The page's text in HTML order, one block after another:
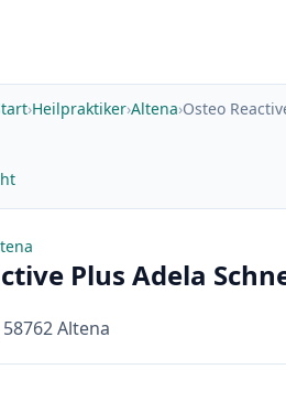
›Heilpraktiker›Altena›Osteo
Plus Adela
Altena